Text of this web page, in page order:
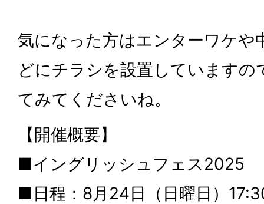
気になった方はエンターワケや
どにチラシを設置していますの
てみてくださいね。
【開催概要】
■イングリッシュフェス2025
■日程：8月24日（日曜日）